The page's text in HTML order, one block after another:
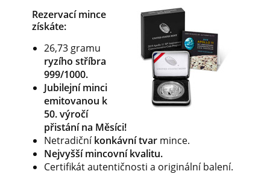
Rezervací mince
získáte:
26,73 gramu
ryzího stříbra
999/1000.
Jubilejní minci
emitovanou k
50. výročí
přistání na Měsíci!
Netradičníkonkávní tvar mince.
Nejvyšší mincovní kvalitu.
Certifikát autentičnosti a originální balení.